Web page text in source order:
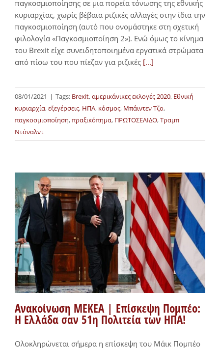
παγκοσμιοποίησης σε μια πορεία τόνωσης της εθνικής
κυριαρχίας, χωρίς βέβαια ριζικές αλλαγές στην ίδια την
παγκοσμιοποίηση (αυτό που ονομάστηκε στη σχετική
φιλολογία «Παγκοσμιοποίηση 2»). Ενώ όμως το κίνημα
του Brexit είχε συνειδητοποιημένα εργατικά στρώματα
από πίσω του που πίεζαν για ριζικές [...]
08/01/2021 | Tags: Brexit,αμερικάνικες εκλογές 2020, Εθνική
κυριαρχία,εξεγέρσεις, ΗΠΑ, κόσμος, Μπάιντεν Τζο,
παγκοσμιοποίηση,πραξικόπημα, ΠΡΩΤΟΣΕΛΙΔΟ,Τραμπ
Ντόναλντ
Ανακοίνωση ΜΕΚΕΑ | Επίσκεψη Πομπέο:
Η Ελλάδα σαν 51η Πολιτεία των ΗΠΑ!
Ολοκληρώνεται σήμερα η επίσκεψη του Μάικ Πομπέο